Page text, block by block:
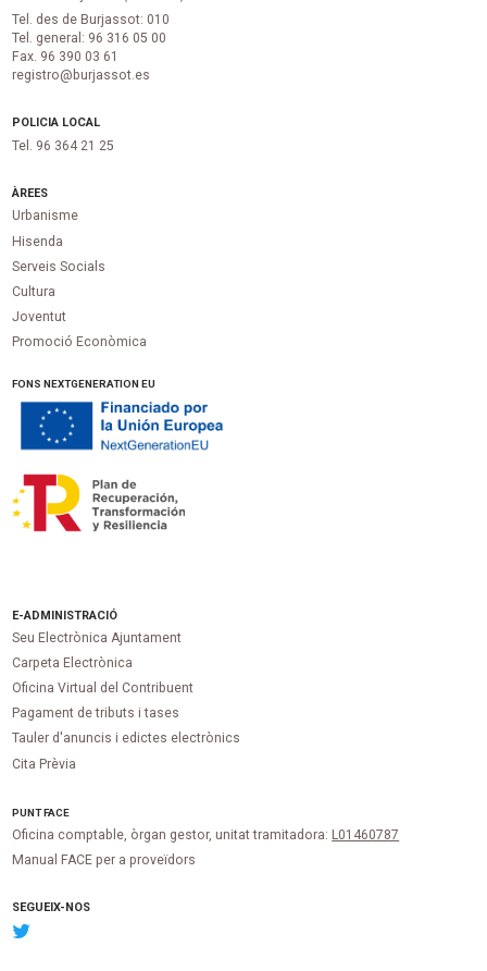
Tel. des de Burjassot: 010
Tel. general: 96 316 05 00
Fax. 96 390 03 61
registro@burjassot.es
POLICIA LOCAL
Tel. 96 364 21 25
ÀREES
Urbanisme
Hisenda
Serveis Socials
Cultura
Joventut
Promoció Econòmica
FONS NEXTGENERATION EU
E-ADMINISTRACIÓ
Seu Electrònica Ajuntament
Carpeta Electrònica
Oficina Virtual del Contribuent
Pagament de tributs i tases
Tauler d'anuncis i edictes electrònics
Cita Prèvia
PUNTFACE
Oficina comptable, òrgan gestor, unitat tramitadora: L01460787
Manual FACE per a proveïdors
SEGUEIX-NOS